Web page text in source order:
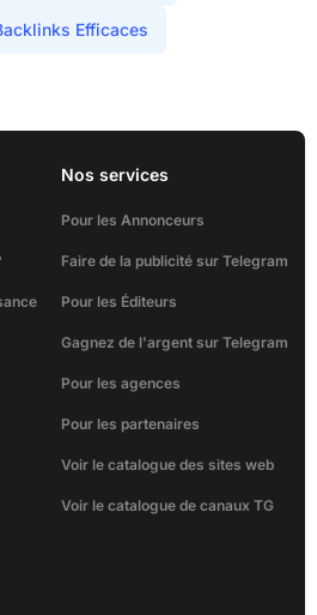
Efficaces
Nos services
Pour les Annonceurs
Faire de la publicité sur Telegram
Pour les Éditeurs
Gagnez de l'argent sur Telegram
Pour les agences
Pour les partenaires
Voir le catalogue des sites web
Voir le catalogue de canaux TG